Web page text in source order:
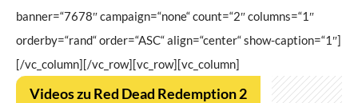
banner=“7678″ campaign=“none“ count=“2″ columns=“1″
orderby=“rand“ order=“ASC“ align=“center“ show-caption=“1″]
[/vc_column][/vc_row][vc_row][vc_column]
Videos zu Red Dead Redemption 2